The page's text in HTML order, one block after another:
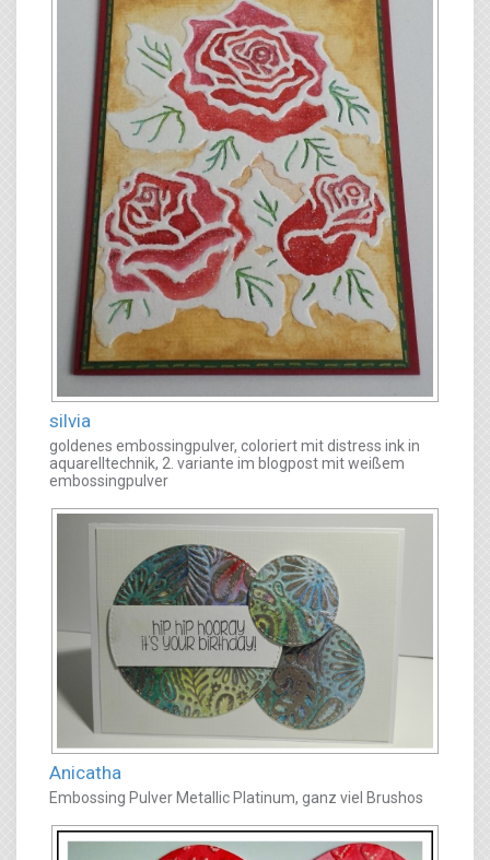
silvia
goldenes embossingpulver, coloriert mit distress ink in
aquarelltechnik, 2. variante im blogpost mit weißem
embossingpulver
Anicatha
Embossing Pulver Metallic Platinum, ganz viel Brushos